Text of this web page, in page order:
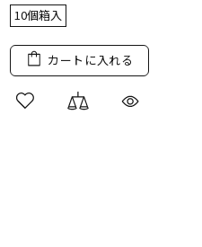
10個箱入
カートに入れる